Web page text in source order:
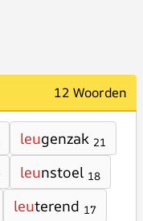
12 Woorden
leugenzak 21
leunstoel 18
leuterend 17